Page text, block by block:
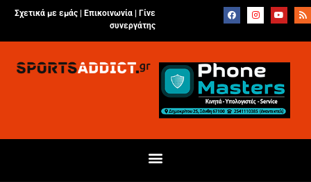
Σχετικά με εμάς | Επικοινωνία
Γίνε
συνεργάτης